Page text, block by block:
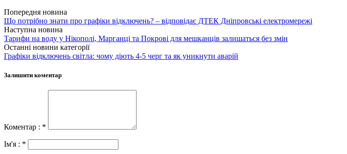
Попередня новина
Що потрібно знати про графіки відключень? – відповідає ДТЕК Дніпровські електромережі
Наступна новина
Тарифи на воду у Нікополі, Марганці та Покрові для мешканців залишаться без змін
Останні новини категорії
Графіки відключень світла: чому діють 4-5 черг та як уникнути аварій
Залишити коментар
Коментар : *
Ім'я : *